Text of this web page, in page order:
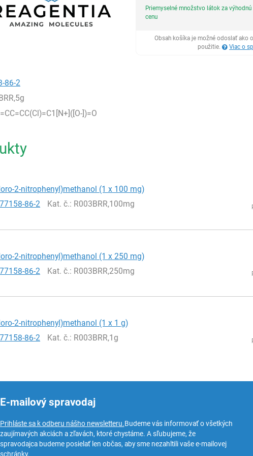
86-2
])=O
Ks
Priemyselné množstvo látok za výhodnú
cenu
Obsah košíka je možné odoslať ako
použitie.
Viac o
2-nitrophenyl)methanol (1 x 100 mg)
77158-86-2 Kat. č.: R003BRR,100mg
2-nitrophenyl)methanol (1 x 250 mg)
77158-86-2 Kat. č.: R003BRR,250mg
2-nitrophenyl)methanol (1 x 1 g)
77158-86-2 Kat. č.: R003BRR,1g
E-mailový spravodaj
Prihláste sa k odberu nášho newsletteru.Budeme vás informovať o všetkých
zaujímavých akciách a zľavách, ktoré chystáme. A sľubujeme, že
spravodajca budeme posielať len občas, aby sme nezahltili vaše e-mailovej
schránky.